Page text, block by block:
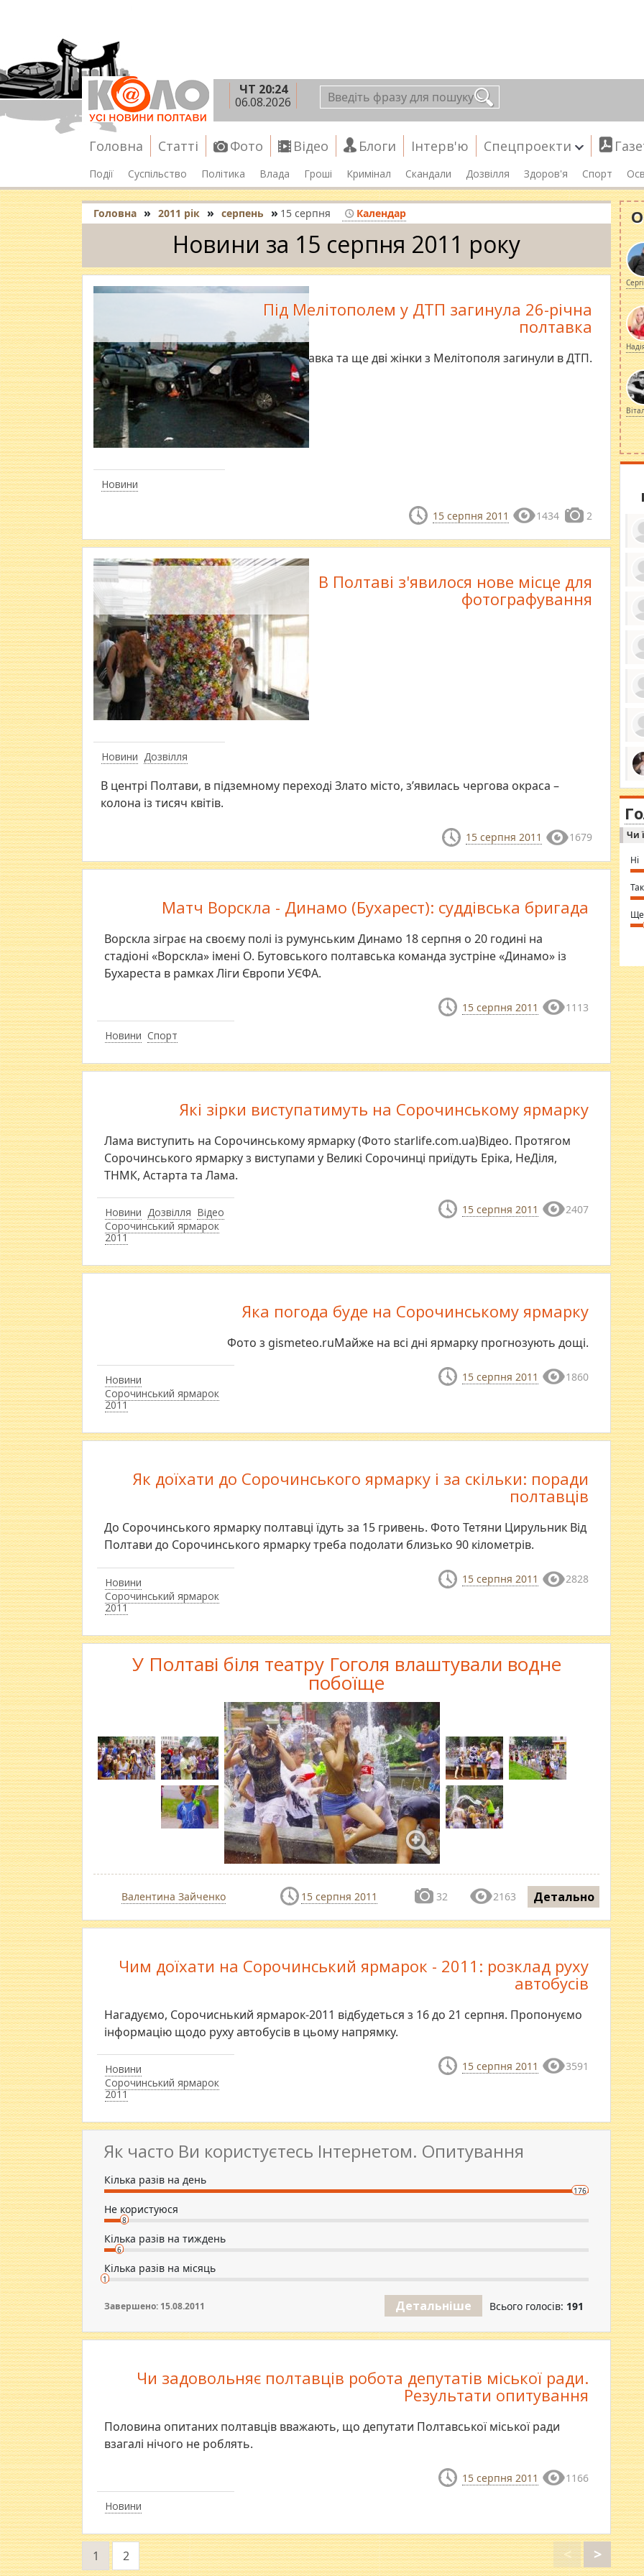
ЧТ 20:24
06.08.2026
Головна Статті Фото Відео Блоги Інтерв'ю Спецпроекти
Події Суспільство Політика Влада Гроші Кримінал Скандали Дозвілля Здоров'я Спорт
Головна » 2011 рік » серпень » 15 серпня Календар
Новини за 15 серпня 2011 року
Новини
Під Мелітополем у ДТП загинула 26-річна
полтавка
Полтавка та ще дві жінки з Мелітополя загинули в ДТП.
15 серпня 2011 1434 2
Новини Дозвілля
В Полтаві з'явилося нове місце для
фотографування
В центрі Полтави, в підземному переході Злато місто, з’явилась чергова окраса –
колона із тисяч квітів.
15 серпня 2011 1679
Новини Спорт
Матч Ворскла - Динамо (Бухарест): суддівська бригада
Ворскла зіграє на своєму полі із румунським Динамо 18 серпня о 20 годині на
стадіоні «Ворскла» імені О. Бутовського полтавська команда зустріне «Динамо» із
Бухареста в рамках Ліги Європи УЄФА.
15 серпня 2011 1113
Новини Дозвілля Відео
Сорочинський ярмарок
2011
Які зірки виступатимуть на Сорочинському ярмарку
Лама виступить на Сорочинському ярмарку (Фото starlife.com.ua)Відео. Протягом
Сорочинського ярмарку з виступами у Великі Сорочинці приїдуть Еріка, НеДіля,
ТНМК, Астарта та Лама.
15 серпня 2011 2407
Новини
Сорочинський ярмарок
2011
Яка погода буде на Сорочинському ярмарку
Фото з gismeteo.ruМайже на всі дні ярмарку прогнозують дощі.
15 серпня 2011 1860
Новини
Сорочинський ярмарок
2011
Як доїхати до Сорочинського ярмарку і за скільки: поради
полтавців
До Сорочинського ярмарку полтавці їдуть за 15 гривень. Фото Тетяни Цирульник Від
Полтави до Сорочинського ярмарку треба подолати близько 90 кілометрів.
15 серпня 2011 2828
У Полтаві біля театру Гоголя влаштували водне
побоїще
Валентина Зайченко 15 серпня 2011 32 2163 Детально
Новини
Сорочинський ярмарок
2011
Чим доїхати на Сорочинський ярмарок - 2011: розклад руху
автобусів
Нагадуємо, Сорочиснький ярмарок-2011 відбудеться з 16 до 21 серпня. Пропонуємо
інформацію щодо руху автобусів в цьому напрямку.
15 серпня 2011 3591
Завершено: 15.08.2011
Як часто Ви користуєтесь Інтернетом. Опитування
Кілька разів на день
176
Не користуюся
8
Кілька разів на тиждень
6
Кілька разів на місяць
1
Детальніше Всього голосів: 191
Новини
Чи задовольняє полтавців робота депутатів міської ради.
Результати опитування
Половина опитаних полтавців вважають, що депутати Полтавської міської ради
взагалі нічого не роблять.
15 серпня 2011 1166
<
1 2 >
за
ми
in
⇒
Чи
Ні
Так
Ще